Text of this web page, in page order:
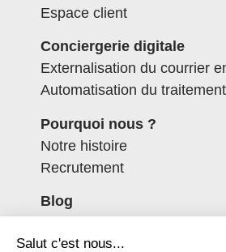
Espace client
Conciergerie digitale
Externalisation du courrier
Automatisation du
Pourquoi nous ?
Notre histoire
Recrutement
Blog
Espace client
Salut c'est nous...